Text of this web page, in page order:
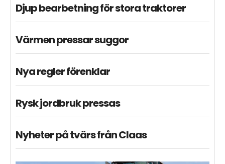
Djup bearbetning för stora traktorer
Värmen pressar suggor
Nya regler förenklar
Rysk jordbruk pressas
Nyheter på tvärs från Claas